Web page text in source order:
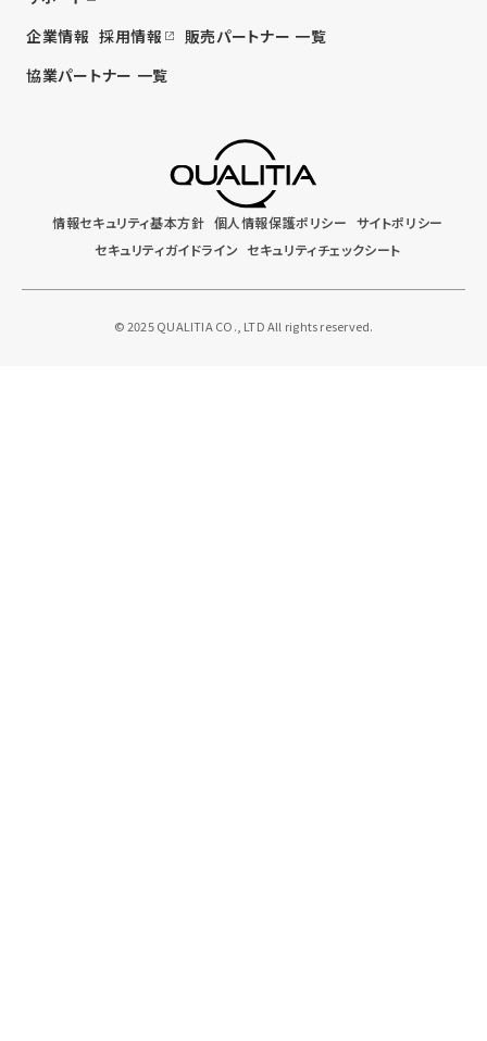
企業情報 採用情報
販売パートナー 一覧
協業パートナー 一覧
情報セキュリティ基本方針 個人情報保護ポリシー サイトポリシー
セキュリティガイドライン セキュリティチェックシート
© 2025 QUALITIA CO., LTD All rights reserved.